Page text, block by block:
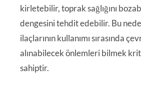
kirletebilir, toprak sağlığını
dengesini tehdit edebilir. Bu
ilaçlarının kullanımı sırasında
alınabilecek önlemleri bilmek
sahiptir.